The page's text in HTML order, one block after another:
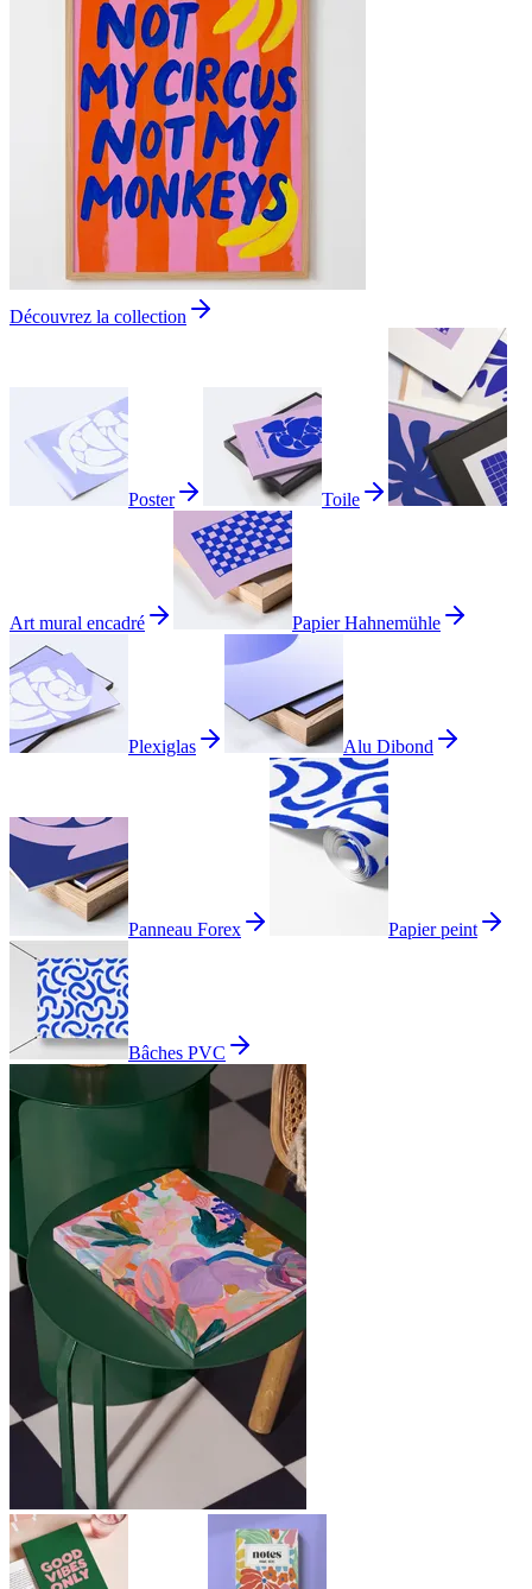
Découvrez la collection
Poster Toile
Art mural encadré Papier Hahnemühle
Plexiglas Alu Dibond
Panneau Forex Papier peint
Bâches PVC